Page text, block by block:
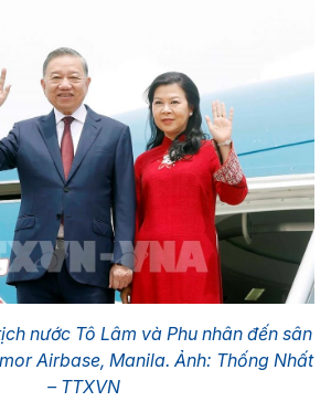
nước Tô Lâm và Phu nhân đến sân
Airbase, Manila. Ảnh: Thống Nhất
– TTXVN